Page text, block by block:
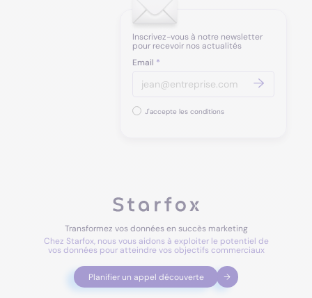
Transformez vos données en succès marketing
Chez Starfox, nous vous aidons à exploiter le potentiel de
vos données pour atteindre vos objectifs commerciaux
Planifier un appel découverte
Inscrivez-vous à notre newsletter
pour recevoir nos actualités
Email *
J'accepte les conditions